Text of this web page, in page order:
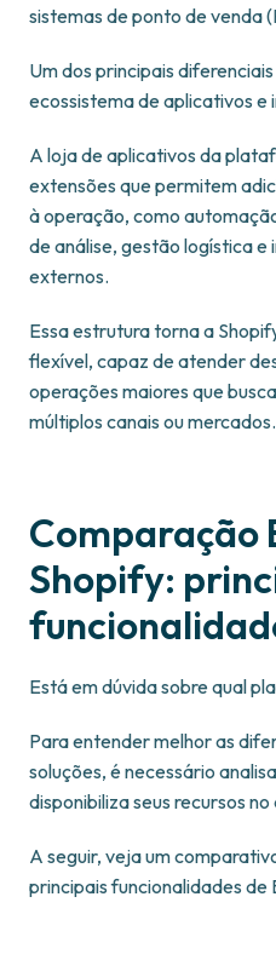
sistemas de ponto de venda
Um dos principais
ecossistema de aplicativos e
A loja de aplicativos da
extensões que permitem
à operação, como
de análise, gestão logística
externos.
Essa estrutura torna a
flexível, capaz de atender
operações maiores que
múltiplos canais ou mercados.
Comparação
Shopify:
Está em dúvida sobre qual
Para entender melhor as
soluções, é necessário
disponibiliza seus recursos no
A seguir, veja um
principais funcionalidades de